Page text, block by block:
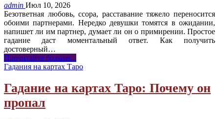
admin Июл 10, 2026
Безответная любовь, ссора, расставание тяжело переносится
обоими партнерами. Нередко девушки томятся в ожидании,
напишет ли им партнер, думает ли он о примирении. Простое
гадание даст моментальный ответ. Как получить
достоверный…
Прочитайте больше...
Гадания на картах Таро
Гадание на картах Таро: Почему он
пропал